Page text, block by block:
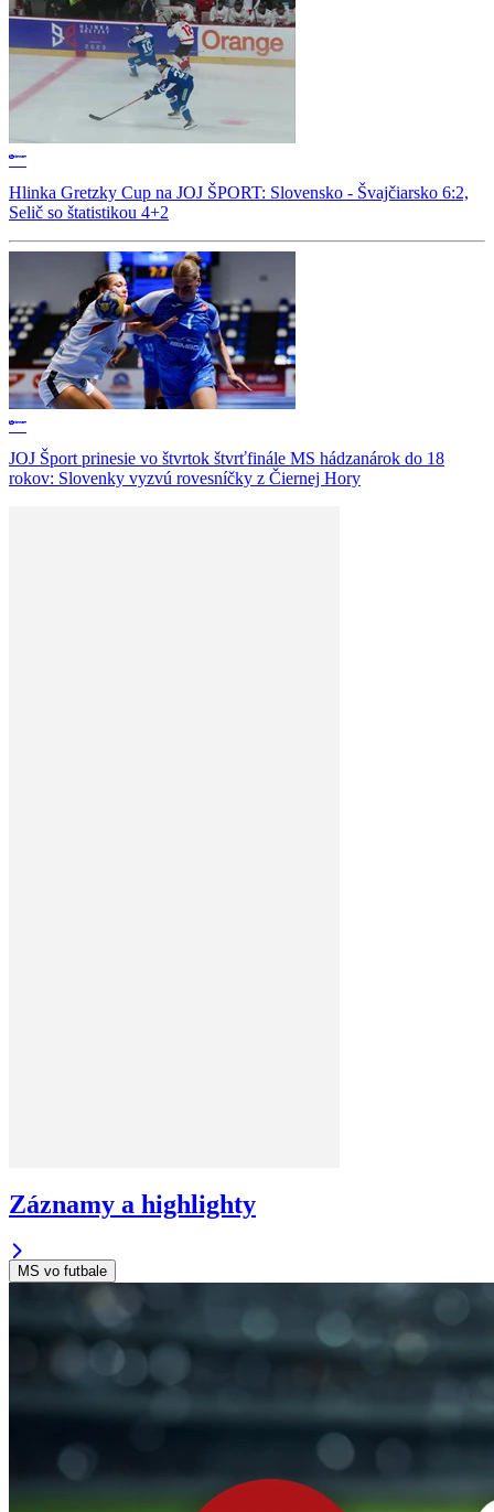
Hlinka Gretzky Cup na JOJ ŠPORT: Slovensko - Švajčiarsko 6:2,
Selič so štatistikou 4+2
JOJ Šport prinesie vo štvrtok štvrťfinále MS hádzanárok do 18
rokov: Slovenky vyzvú rovesníčky z Čiernej Hory
Záznamy a highlighty
MS vo futbale